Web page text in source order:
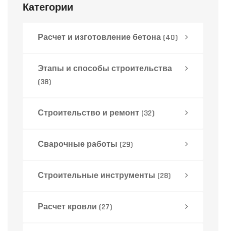
Категории
Расчет и изготовление бетона (40)
Этапы и способы строительства
(38)
Строительство и ремонт (32)
Сварочные работы (29)
Строительные инструменты (28)
Расчет кровли (27)